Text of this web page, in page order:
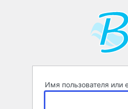
Имя пользователя или